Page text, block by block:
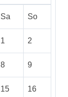
Sa So
1 2
8 9
15 16